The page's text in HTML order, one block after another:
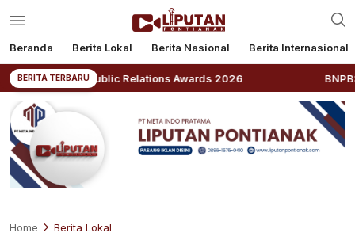
Beranda Berita Lokal Berita Nasional Berita Internasional
BERITA TERBARU
Public Relations Awards 2026 BNPB: Kalbar
Home Berita Lokal